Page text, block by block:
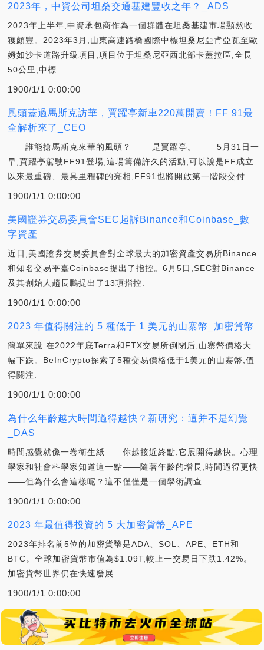
2023年，中資公司坦桑交通基建豐收之年？_ADS
2023年上半年,中資承包商作為一個群體在坦桑基建市場顯然收
獲頗豐。2023年3月,山東高速路橋國際中標坦桑尼亞肯亞瓦至歐
姆如沙卡道路升級項目,項目位于坦桑尼亞西北部卡蓋拉區,全長
50公里,中標.
1900/1/1 0:00:00
風頭蓋過馬斯克訪華，賈躍亭新車220萬開賣！FF 91最
全解析來了_CEO
誰能搶馬斯克來華的風頭？ 是賈躍亭。 5月31日一
早,賈躍亭駕駛FF91登場,這場籌備許久的活動,可以說是FF成立
以來最重磅、最具里程碑的亮相,FF91也將開啟第一階段交付.
1900/1/1 0:00:00
美國證券交易委員會SEC起訴Binance和Coinbase_數
字資產
近日,美國證券交易委員會對全球最大的加密資產交易所Binance
和知名交易平臺Coinbase提出了指控。6月5日,SEC對Binance
及其創始人趙長鵬提出了13項指控.
1900/1/1 0:00:00
2023 年值得關注的 5 種低于 1 美元的山寨幣_加密貨幣
簡單來說 在2022年底Terra和FTX交易所倒閉后,山寨幣價格大
幅下跌。BeInCrypto探索了5種交易價格低于1美元的山寨幣,值
得關注.
1900/1/1 0:00:00
為什么年齡越大時間過得越快？新研究：這并不是幻覺
_DAS
時間感覺就像一卷衛生紙——你越接近終點,它展開得越快。心理
學家和社會科學家知道這一點——隨著年齡的增長,時間過得更快
——但為什么會這樣呢？這不僅僅是一個學術調查.
1900/1/1 0:00:00
2023 年最值得投資的 5 大加密貨幣_APE
2023年排名前5位的加密貨幣是ADA、SOL、APE、ETH和
BTC。全球加密貨幣市值為$1.09T,較上一交易日下跌1.42%。
加密貨幣世界仍在快速發展.
1900/1/1 0:00:00